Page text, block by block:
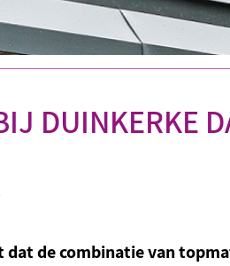
DUINKERKE
dat de combinatie van